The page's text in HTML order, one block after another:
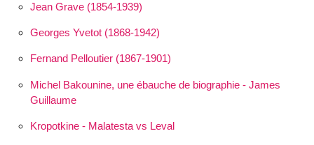
Jean Grave (1854-1939)
Georges Yvetot (1868-1942)
Fernand Pelloutier (1867-1901)
Michel Bakounine, une ébauche de biographie - James
Guillaume
Kropotkine - Malatesta vs Leval